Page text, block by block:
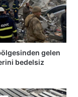
gelen
bedelsiz